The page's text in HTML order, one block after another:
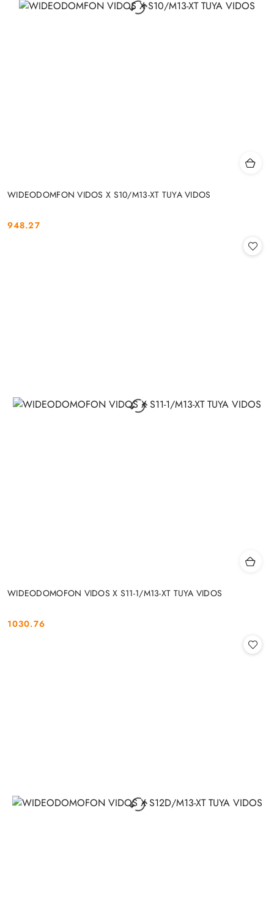
WIDEODOMFON VIDOS X S10/M13-XT TUYA VIDOS
Cena:
948.27
WIDEODOMOFON VIDOS X S11-1/M13-XT TUYA VIDOS
Cena:
1030.76